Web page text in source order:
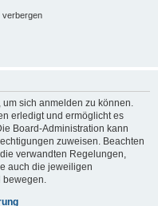
verbergen
sich anmelden zu können.
erledigt und ermöglicht es
Board-Administration kann
zuweisen. Beachten
verwandten Regelungen,
auch die jeweiligen